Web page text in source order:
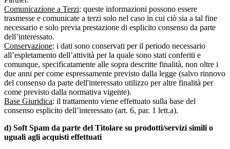
Comunicazione a Terzi: queste informazioni possono essere
trasmesse e comunicate a terzi solo nel caso in cui ciò sia a tal fine
necessario e solo previa prestazione di esplicito consenso da parte
dell’interessato.
Conservazione: i dati sono conservati per il periodo necessario
all’espletamento dell’attività per la quale sono stati conferiti e
comunque, specificatamente alle sopra descritte finalità, non oltre i
due anni per come espressamente previsto dalla legge (salvo rinnovo
del consenso da parte dell'interessato utilizzo per altre finalità per
come previsto dalla normativa vigente).
Base Giuridica: il trattamento viene effettuato sulla base del
consenso esplicito dell’interessato (art. 6, par. 1 lett.a).
d) Soft Spam da parte del Titolare su prodotti/servizi simili o
uguali agli acquisti effettuati